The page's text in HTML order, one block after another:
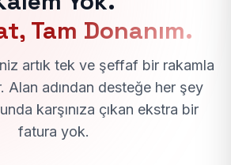
Tam Donanım.
artık tek ve şeffaf bir rakamla
Alan adından desteğe her şey
karşınıza çıkan ekstra bir
fatura yok.